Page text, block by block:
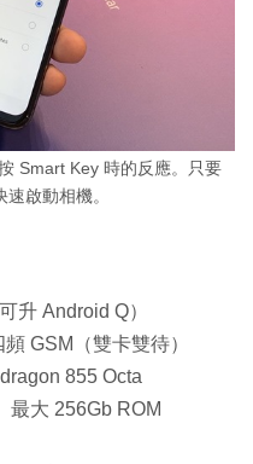
Smart Key 時的反應。只要
啟動相機。
升 Android Q）
GSM（雙卡雙待）
855 Octa
最大 256Gb ROM